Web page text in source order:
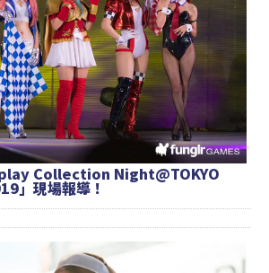
Collection Night@TOKYO
」現場報導！